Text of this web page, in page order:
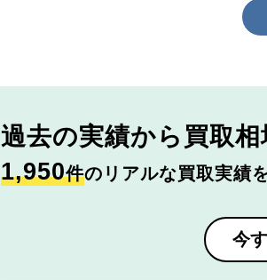
過去の実績から 買取
1,950件のリアルな買取実績
今